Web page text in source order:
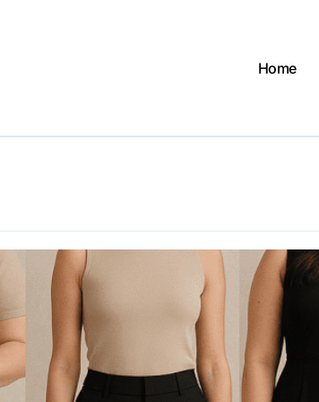
Home